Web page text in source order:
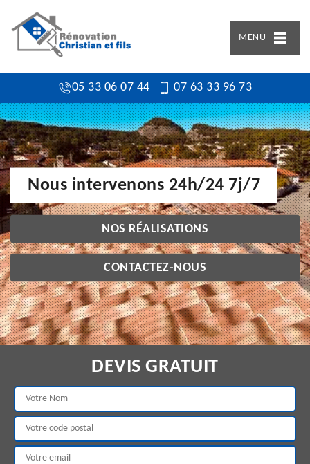
MENU
05 33 06 07 44 07 63 33 96 73
Nous intervenons 24h/24 7j/7
NOS RÉALISATIONS
CONTACTEZ-NOUS
DEVIS GRATUIT